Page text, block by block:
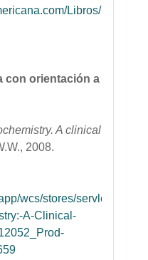
Libros/Libro/
con orientación a
A clinical
2008.
wcs/stores/servlet/
A-Clinical-